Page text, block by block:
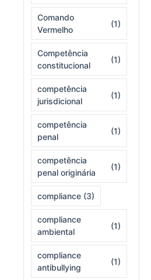
Comando
Vermelho
(1)
Competência
constitucional
(1)
competência
jurisdicional
(1)
competência
penal
(1)
competência
penal originária
(1)
compliance (3)
compliance
ambiental
(1)
compliance
antibullying
(1)